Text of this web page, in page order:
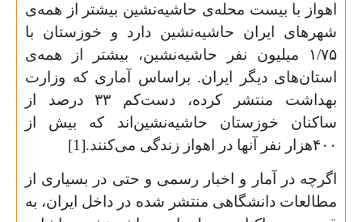
اهواز با بیست محله‌‌ی حاشیه‌نشین بیشتر از همه‌ی
شهرهای ایران حاشیه‌نشین دارد و خوزستان با
۱/۷۵ میلیون نفر حاشیه‌نشین، بیشتر از همه‌ی
استان‌های دیگر ایران. براساس آماری که وزارت
بهداشت منتشر کرده، دست‌کم ۳۳ درصد از
ساکنان خوزستان حاشیه‌نشین‌اند که بیش از
۴۰۰هزار نفر آنها در اهواز زندگی می‌کنند.[1]
اگرچه در آمار و اخبار رسمی‌ و حتی در بسیاری از
مطالعات دانشگاهی منتشر شده در داخل ایران، به